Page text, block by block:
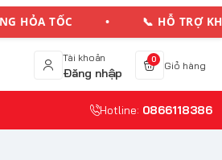
HỎA TỐC • 📞 HỖ TRỢ
Tài khoản
Đăng nhập
0
Giỏ hàng
Hotline: 0866118386